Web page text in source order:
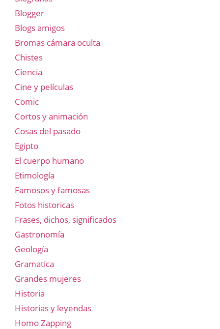
Blogger
Blogs amigos
Bromas cámara oculta
Chistes
Ciencia
Cine y películas
Comic
Cortos y animación
Cosas del pasado
Egipto
El cuerpo humano
Etimología
Famosos y famosas
Fotos historicas
Frases, dichos, significados
Gastronomía
Geología
Gramatica
Grandes mujeres
Historia
Historias y leyendas
Homo Zapping